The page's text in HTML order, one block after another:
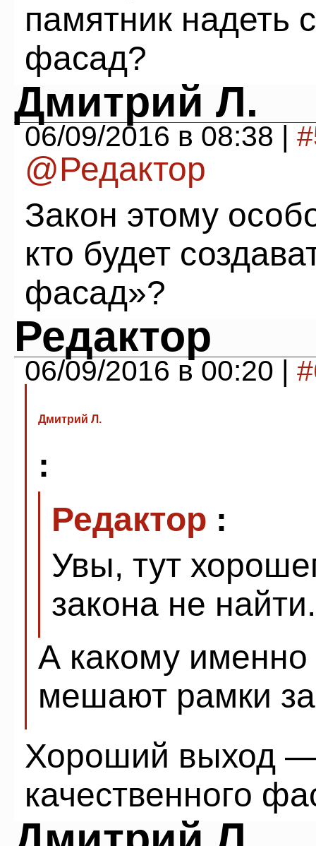
памятник надеть
фасад?
Дмитрий Л.
06/09/2016 в 08:38 |
@Редактор
Закон этому
кто будет
фасад»?
Редактор
06/09/2016 в 00:20 |
Дмитрий Л.
:
Редактор :
Увы, тут
закона не найти.
А какому
мешают рамки
Хороший выход —
качественного